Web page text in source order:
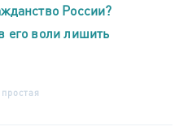
России?
его воли лишить
простая